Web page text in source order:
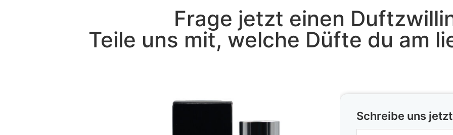
Frage jetzt einen
Teile uns mit, welche Düfte du am
Schreibe uns